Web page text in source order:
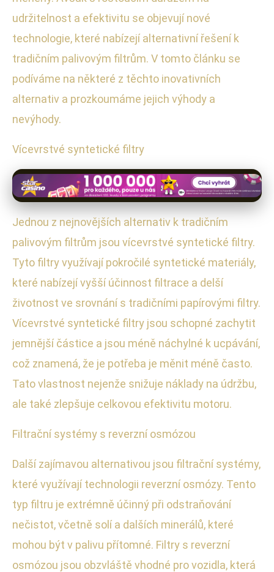
udržitelnost a efektivitu se objevují nové
technologie, které nabízejí alternativní řešení k
tradičním palivovým filtrům. V tomto článku se
podíváme na některé z těchto inovativních
alternativ a prozkoumáme jejich výhody a
nevýhody.
Vícevrstvé syntetické filtry
Jednou z nejnovějších alternativ k tradičním
palivovým filtrům jsou vícevrstvé syntetické filtry.
Tyto filtry využívají pokročilé syntetické materiály,
které nabízejí vyšší účinnost filtrace a delší
životnost ve srovnání s tradičními papírovými filtry.
Vícevrstvé syntetické filtry jsou schopné zachytit
jemnější částice a jsou méně náchylné k ucpávání,
což znamená, že je potřeba je měnit méně často.
Tato vlastnost nejenže snižuje náklady na údržbu,
ale také zlepšuje celkovou efektivitu motoru.
Filtrační systémy s reverzní osmózou
Další zajímavou alternativou jsou filtrační systémy,
které využívají technologii reverzní osmózy. Tento
typ filtru je extrémně účinný při odstraňování
nečistot, včetně solí a dalších minerálů, které
mohou být v palivu přítomné. Filtry s reverzní
osmózou jsou obzvláště vhodné pro vozidla, která